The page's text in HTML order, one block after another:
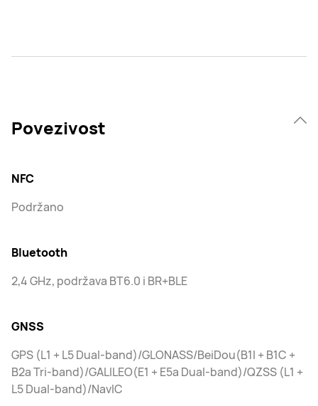
Povezivost
NFC
Podržano
Bluetooth
2,4 GHz, podržava BT6.0 i BR+BLE
GNSS
GPS (L1 + L5 Dual-band)/GLONASS/BeiDou(B1I + B1C +
B2a Tri-band)/GALILEO(E1 + E5a Dual-band)/QZSS (L1 +
L5 Dual-band)/NavIC